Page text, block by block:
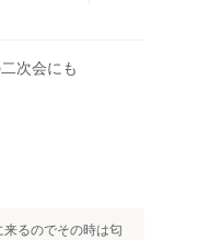
次会にも
るのでその時は匂